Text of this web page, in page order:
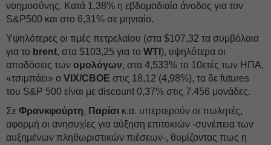
νοημοσύνης. Κατά 1,38% η εβδομαδιαία άνοδος για τον
S&P500 και στο 6,31% σε μηνιαίο.
Υψηλότερες οι τιμές πετρελαίου (στα $107,32 τα συμβόλαια
για το brent, στα $103,25 για το WTI ), υψηλότερα οι
αποδόσεις των ομολόγων, στα 4,533% το 10ετές των ΗΠΑ,
«τσιμπάει» ο VIX/CBOE στις 18,12 (4,98%), τα δε futures
του S&P 500 είναι με discount 0,37% στις 7.456 μονάδες.
Σε Φρανκφούρτη, Παρίσι κ.α. υπερτερούν οι πωλητές,
αφορμή οι ανησυχίες για αύξηση επιτοκιών -συνέπεια των
αυξημένων πληθωριστικών πιέσεων-, θυμίζοντας πως η